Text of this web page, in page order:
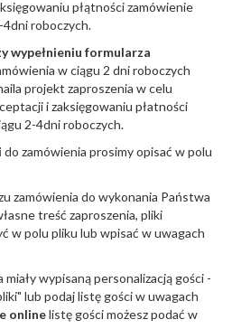
płątności zamówienie
roboczych.
wypełnieniu formularza
w ciągu 2 dni roboczych
projekt zaproszenia w celu
i zaksięgowaniu płatności
2-4dni roboczych.
do zamówienia prosimy opisać w polu
zamówienia do wykonania Państwa
treść zaproszenia, pliki
w polu pliku lub wpisać w uwagach
miały wypisaną personalizacją gości -
lub podaj listę gości w uwagach
onlinelistę gości możesz podać w